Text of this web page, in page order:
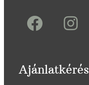
Ajánlatkérés